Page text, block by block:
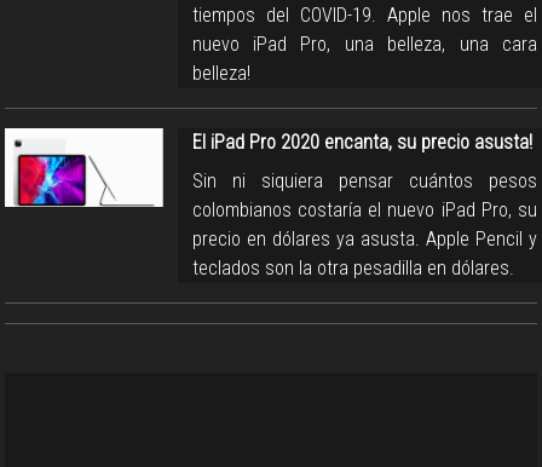
tiempos del COVID-19. Apple nos trae el
nuevo iPad Pro, una belleza, una cara
belleza!
El iPad Pro 2020 encanta, su precio asusta!
Sin ni siquiera pensar cuántos pesos
colombianos costaría el nuevo iPad Pro, su
precio en dólares ya asusta. Apple Pencil y
teclados son la otra pesadilla en dólares.